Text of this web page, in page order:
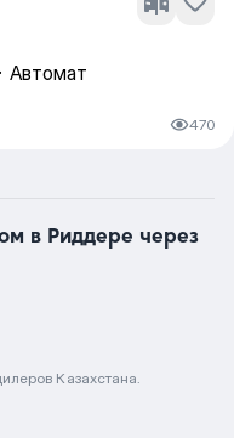
· Автомат
470
в Риддере через
Казахстана.